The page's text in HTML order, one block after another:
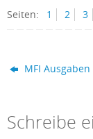
Seiten:
1 2 3
MFI Ausgaben
Schreibe